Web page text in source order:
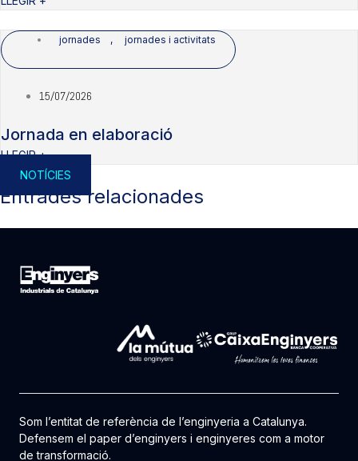
jornades , jornades i activitats
15/07/2026
Jornada en elaboració
LLEGIR +
NOTÍCIES
Entrades relacionades
Som l’entitat de referència de l’enginyeria a Catalunya.
Defensem el paper d’enginyers i enginyeres com a motor
de transformació.